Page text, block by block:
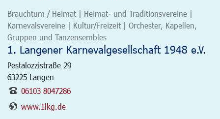
Brauchtum / Heimat | Heimat- und Traditionsvereine |
Karnevalsvereine | Kultur/Freizeit | Orchester, Kapellen,
Gruppen und Tanzensembles
1. Langener Karnevalgesellschaft 1948 e.V.
Pestalozzistraße 29
63225 Langen
06103 8047286
www.1lkg.de